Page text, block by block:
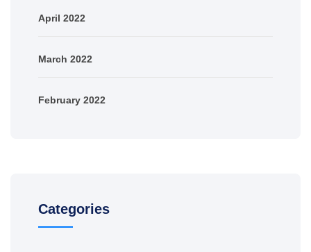
April 2022
March 2022
February 2022
Categories